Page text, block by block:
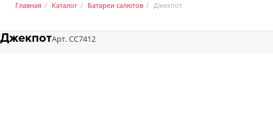
Главная Каталог Батареи салютов Джекпот
ДжекпотАрт. СС7412